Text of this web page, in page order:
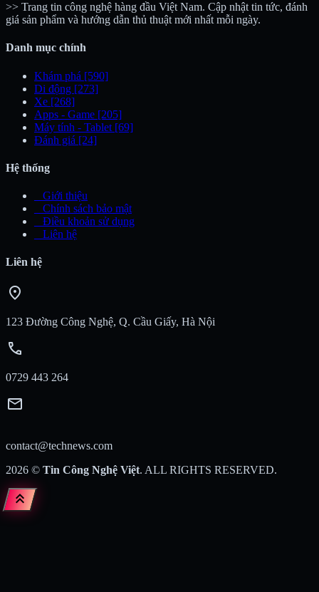
>> Trang tin công nghệ hàng đầu Việt Nam. Cập nhật tin tức, đánh
giá sản phẩm và hướng dẫn thủ thuật mới nhất mỗi ngày.
Danh mục chính
Khám phá [590]
Di động [273]
Xe [268]
Apps - Game [205]
Máy tính - Tablet [69]
Đánh giá [24]
Hệ thống
Giới thiệu
Chính sách bảo mật
Điều khoản sử dụng
Liên hệ
Liên hệ
location_on
123 Đường Công Nghệ, Q. Cầu Giấy, Hà Nội
call
0729 443 264
mail
contact@technews.com
2026 © Tin Công Nghệ Việt. ALL RIGHTS RESERVED.
keyboard_double_arrow_up